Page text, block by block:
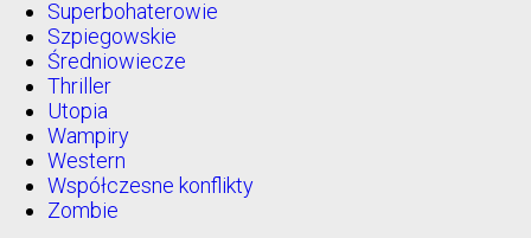
Superbohaterowie
Szpiegowskie
Średniowiecze
Thriller
Utopia
Wampiry
Western
Współczesne konflikty
Zombie